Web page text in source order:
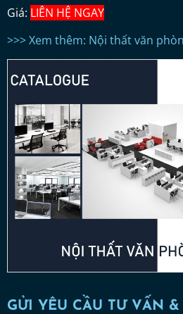
Giá: LIÊN HỆ NGAY
>>> Xem thêm: Nội thất văn
GỬI YÊU CẦU TƯ VẤN &